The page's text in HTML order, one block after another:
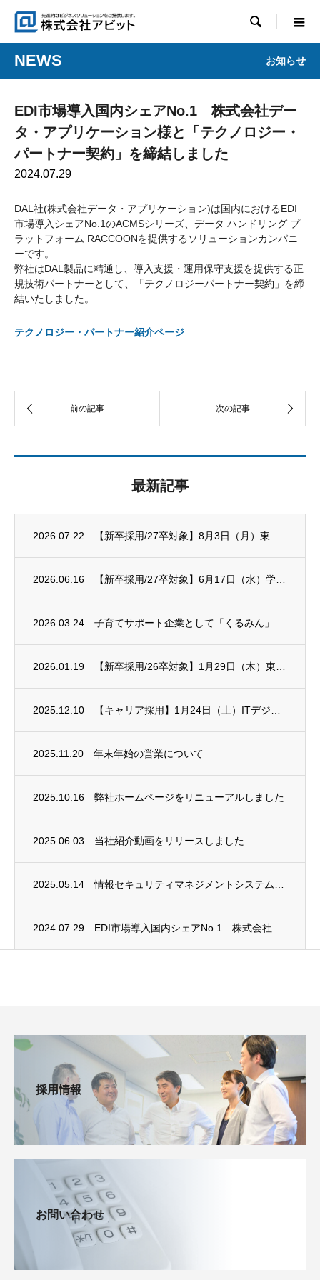

NEWS お知らせ
EDI市場導入国内シェアNo.1 株式会社デー
タ・アプリケーション様と「テクノロジー・
パートナー契約」を締結しました
2024.07.29
DAL社(株式会社データ・アプリケーション)は国内におけるEDI
市場導入シェアNo.1のACMSシリーズ、データ ハンドリング プ
ラットフォーム RACCOONを提供するソリューションカンパニ
ーです。
弊社はDAL製品に精通し、導入支援・運用保守支援を提供する正
規技術パートナーとして、「テクノロジーパートナー契約」を締
結いたしました。
テクノロジー・パートナー紹介ページ
最新記事
2026.07.22
2026.06.16
2026.03.24
2026.01.19
2025.12.10
2025.11.20 年末年始の営業について
2025.10.16 弊社ホームページをリニューアルしました
2025.06.03 当社紹介動画をリリースしました
2025.05.14
2024.07.29
採用情報
お問い合わせ